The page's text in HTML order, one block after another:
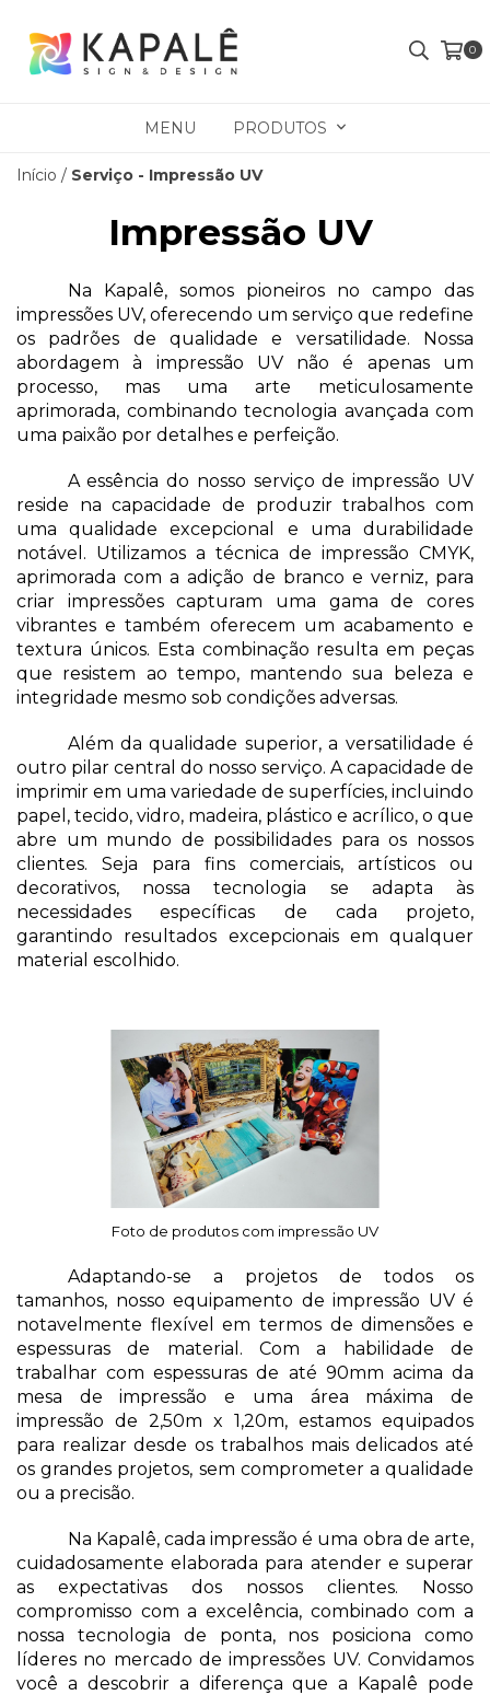
0
MENU PRODUTOS
Início / Serviço - Impressão UV
Impressão UV
Na Kapalê, somos pioneiros no campo das
impressões UV, oferecendo um serviço que redefine
os padrões de qualidade e versatilidade. Nossa
abordagem à impressão UV não é apenas um
processo, mas uma arte meticulosamente
aprimorada, combinando tecnologia avançada com
uma paixão por detalhes e perfeição.
A essência do nosso serviço de impressão UV
reside na capacidade de produzir trabalhos com
uma qualidade excepcional e uma durabilidade
notável. Utilizamos a técnica de impressão CMYK,
aprimorada com a adição de branco e verniz, para
criar impressões capturam uma gama de cores
vibrantes e também oferecem um acabamento e
textura únicos. Esta combinação resulta em peças
que resistem ao tempo, mantendo sua beleza e
integridade mesmo sob condições adversas.
Além da qualidade superior, a versatilidade é
outro pilar central do nosso serviço. A capacidade de
imprimir em uma variedade de superfícies, incluindo
papel, tecido, vidro, madeira, plástico e acrílico, o que
abre um mundo de possibilidades para os nossos
clientes. Seja para fins comerciais, artísticos ou
decorativos, nossa tecnologia se adapta às
necessidades específicas de cada projeto,
garantindo resultados excepcionais em qualquer
material escolhido.
Foto de produtos com impressão UV
Adaptando-se a projetos de todos os
tamanhos, nosso equipamento de impressão UV é
notavelmente flexível em termos de dimensões e
espessuras de material. Com a habilidade de
trabalhar com espessuras de até 90mm acima da
mesa de impressão e uma área máxima de
impressão de 2,50m x 1,20m, estamos equipados
para realizar desde os trabalhos mais delicados até
os grandes projetos, sem comprometer a qualidade
ou a precisão.
Na Kapalê, cada impressão é uma obra de arte,
cuidadosamente elaborada para atender e superar
as expectativas dos nossos clientes. Nosso
compromisso com a excelência, combinado com a
nossa tecnologia de ponta, nos posiciona como
líderes no mercado de impressões UV. Convidamos
você a descobrir a diferença que a Kapalê pode